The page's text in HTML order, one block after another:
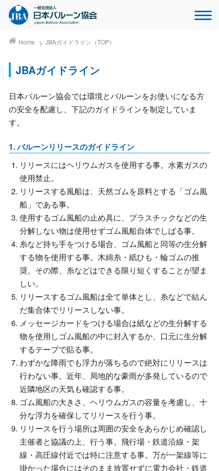
Home JBAガイドライン（TOP）
JBAガイドライン
日本バルーン協会では環境とバルーンをお使いになる方
の安全を配慮し、下記のガイドラインを制定していま
す。
1. バルーンリリースのガイドライン
リリースにはヘリウムガスを使用する事。水素ガスの
使用禁止。
リリースする風船は、天然ゴムを原料とする「ゴム風
船」である事。
使用するゴム風船の止め具に、プラスチックなどの生
分解しない物は使用せずゴム風船自体でしばる事。
糸など持ち手をつける場合、ゴム風船と同等の生分解
する物を使用する事。木綿糸・紙ひも・輪ゴムの推
奨。その際、糸などはできる限り短くすることが望ま
しい。
リリースするゴム風船は全て単体とし、糸などで結ん
だ集合体でリリースしない事。
メッセージカードをつける場合は紙などの生分解する
物を使用しゴム風船の中に封入するか、口元に生分解
するテープで貼る事。
わずかな降雨でも浮力が落ちるので絶対にリリースは
行わない事。近年、局地的な豪雨が多発しているので
近隣地区の天気も確認する事。
ゴム風船の大きさ、ヘリウムガスの容量を考慮し、十
分な浮力を確保してリリースを行う事。
リリースを行う場所は周囲の安全をあらかじめ確認し
主催者と協議の上、行う事。飛行場・鉄道沿線・架
線・高圧線付近では特に注意する事。万が一架線等に
掛かった場合にはそのまま放置せずに電力会社・鉄道